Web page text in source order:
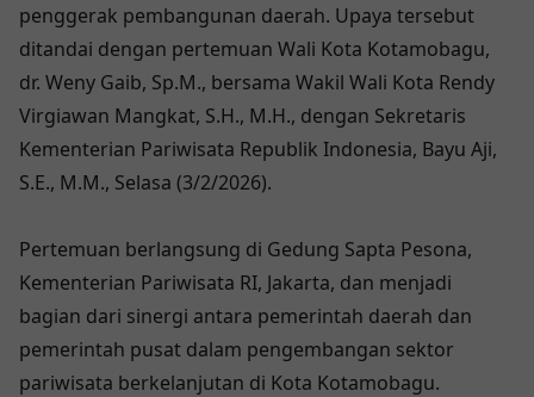
penggerak pembangunan daerah. Upaya tersebut
ditandai dengan pertemuan Wali Kota Kotamobagu,
dr. Weny Gaib, Sp.M., bersama Wakil Wali Kota Rendy
Virgiawan Mangkat, S.H., M.H., dengan Sekretaris
Kementerian Pariwisata Republik Indonesia, Bayu Aji,
S.E., M.M., Selasa (3/2/2026).
Pertemuan berlangsung di Gedung Sapta Pesona,
Kementerian Pariwisata RI, Jakarta, dan menjadi
bagian dari sinergi antara pemerintah daerah dan
pemerintah pusat dalam pengembangan sektor
pariwisata berkelanjutan di Kota Kotamobagu.